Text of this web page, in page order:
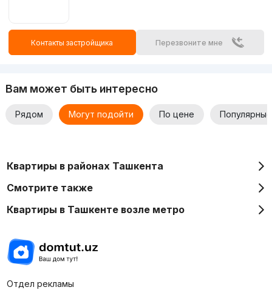
удобства.
«Дом MJ» – это не просто жилье, это образ
дня.
Контакты застройщика Перезвоните мне
Вам может быть интересно
Рядом Могут подойти По цене Популярные
Квартиры в районах Ташкента
Смотрите также
Квартиры в Ташкенте возле метро
Отдел рекламы